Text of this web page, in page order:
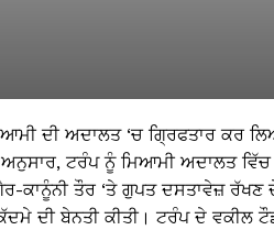
ਦੀ ਅਦਾਲਤ ‘ਚ ਗ੍ਰਿਫਤਾਰ ਕਰ
ਟਰੰਪ ਨੂੰ ਮਿਆਮੀ ਅਦਾਲਤ
ਕਾਨੂੰਨੀ ਤੌਰ ‘ਤੇ ਗੁਪਤ ਦਸਤਾਵੇਜ਼
ਦੀ ਬੇਨਤੀ ਕੀਤੀ। ਟਰੰਪ ਦੇ ਵਕੀਲ